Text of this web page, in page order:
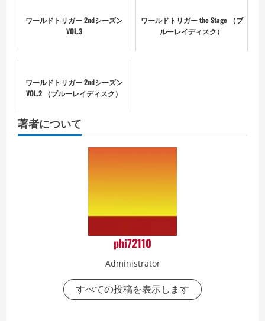
ワールドトリガー 2ndシーズン
VOL.3
ワールドトリガー the Stage （ブ
ルーレイディスク）
ワールドトリガー 2ndシーズン
VOL.2 （ブルーレイディスク）
著者について
phi72110
Administrator
すべての投稿を表示します